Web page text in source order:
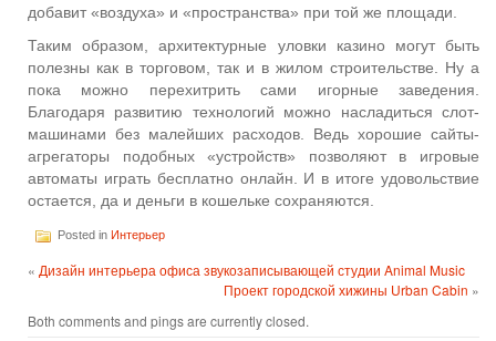
добавит «воздуха» и «пространства» при той же площади.
Таким образом, архитектурные уловки казино могут быть
полезны как в торговом, так и в жилом строительстве. Ну а
пока можно перехитрить сами игорные заведения.
Благодаря развитию технологий можно насладиться слот-
машинами без малейших расходов. Ведь хорошие сайты-
агрегаторы подобных «устройств» позволяют в игровые
автоматы играть бесплатно онлайн. И в итоге удовольствие
остается, да и деньги в кошельке сохраняются.
Posted in Интерьер
« Дизайн интерьера офиса звукозаписывающей студии Animal Music
Проект городской хижины Urban Cabin »
Both comments and pings are currently closed.